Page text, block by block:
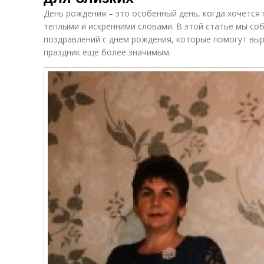
День рождения – это особенный день, когда
теплыми и искренними словами. В этой статье мы
поздравлений с днем рождения, которые помогут
праздник еще более значимым.